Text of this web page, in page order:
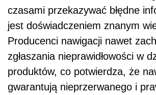
czasami przekazywać błędne
jest doświadczeniem znanym
Producenci nawigacji nawet
zgłaszania nieprawidłowości w
produktów, co potwierdza, że
gwarantują nieprzerwanego i